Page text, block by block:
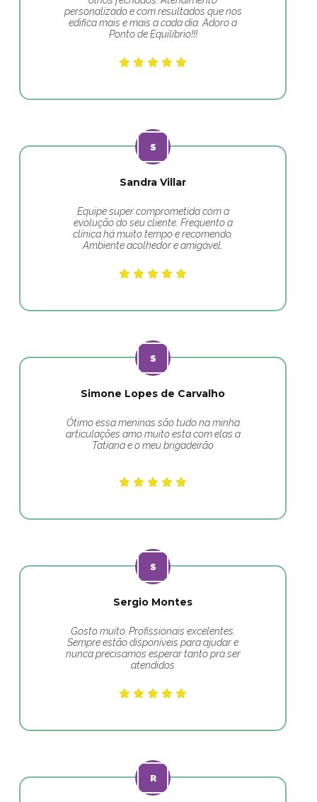
personalizado e com resultados que nos
edifica mais e mais a cada dia. Adoro a
Ponto de Equilíbrio!!!
Sandra Villar
Equipe super comprometida com a
evolução do seu cliente. Frequento a
clínica há muito tempo e recomendo.
Ambiente acolhedor e amigável.
Simone Lopes de Carvalho
Ótimo essa meninas são tudo na minha
articulações amo muito esta com elas a
Tatiana e o meu brigadeirão
Sergio Montes
Gosto muito. Profissionais excelentes.
Sempre estão disponíveis para ajudar e
nunca precisamos esperar tanto pra ser
atendidos